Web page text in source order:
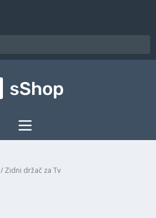
/ Zidni držač za Tv